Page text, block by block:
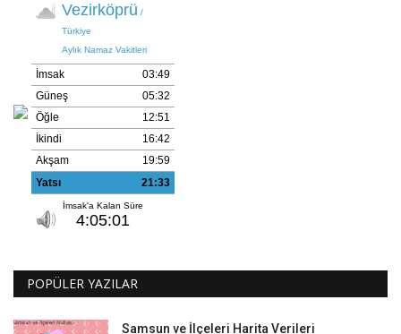
POPÜLER YAZILAR
Samsun ve İlçeleri Harita Verileri